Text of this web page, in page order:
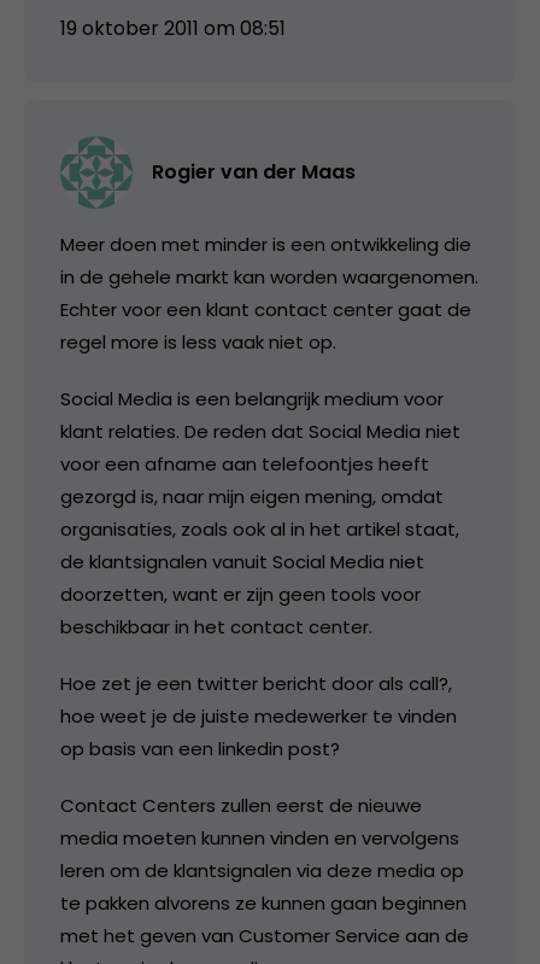
19 oktober 2011 om 08:51
Rogier van der Maas
Meer doen met minder is een ontwikkeling die
in de gehele markt kan worden waargenomen.
Echter voor een klant contact center gaat de
regel more is less vaak niet op.
Social Media is een belangrijk medium voor
klant relaties. De reden dat Social Media niet
voor een afname aan telefoontjes heeft
gezorgd is, naar mijn eigen mening, omdat
organisaties, zoals ook al in het artikel staat,
de klantsignalen vanuit Social Media niet
doorzetten, want er zijn geen tools voor
beschikbaar in het contact center.
Hoe zet je een twitter bericht door als call?,
hoe weet je de juiste medewerker te vinden
op basis van een linkedin post?
Contact Centers zullen eerst de nieuwe
media moeten kunnen vinden en vervolgens
leren om de klantsignalen via deze media op
te pakken alvorens ze kunnen gaan beginnen
met het geven van Customer Service aan de